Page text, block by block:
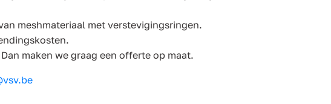
meshmateriaal met verstevigingsringen.
maken we graag een offerte op maat.